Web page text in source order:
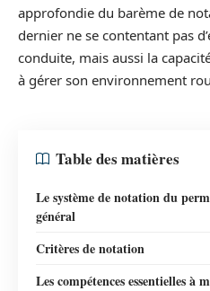
approfondie du barème de
dernier ne se contentant pas
conduite, mais aussi la
à gérer son environnement
Table des matières
Le système de notation du
général
Critères de notation
Les compétences essentielles à